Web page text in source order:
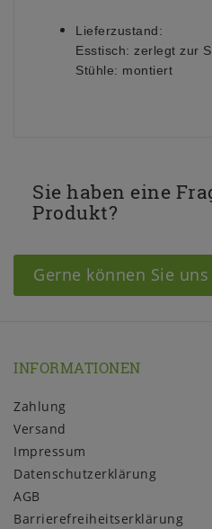
Lieferzustand:
Esstisch: zerlegt zur
Stühle: montiert
Sie haben eine
Produkt?
Gerne können Sie
INFORMATIONEN
Zahlung
Versand
Impressum
Daten­schutz­erklärung
AGB
Barrierefreiheitserklärung